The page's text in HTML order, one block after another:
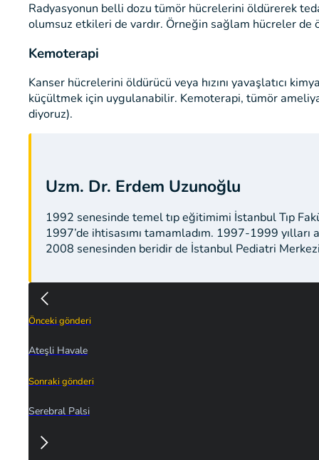
Radyasyonun belli dozu tümör hücrelerini öldürerek
olumsuz etkileri de vardır. Örneğin sağlam hücreler de
Kemoterapi
Kanser hücrelerini öldürücü veya hızını yavaşlatıcı
küçültmek için uygulanabilir. Kemoterapi, tümör
diyoruz).
Uzm. Dr. Erdem Uzunoğlu
1992 senesinde temel tıp eğitimimi İstanbul Tıp
1997’de ihtisasımı tamamladım. 1997-1999
2008 senesinden beridir de İstanbul Pediatri
Önceki gönderi
Ateşli Havale
Sonraki gönderi
Serebral Palsi